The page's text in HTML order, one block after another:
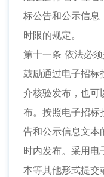
标公告和公示信息
时限的规定。
第十一条 依法必
鼓励通过电子招标
介核验发布，也可
布。按照电子招标
告和公示信息文本
时内发布。采用电
本等其他形式提交